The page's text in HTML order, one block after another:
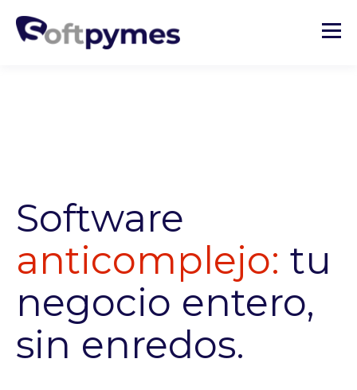
Software
anticomplejo: tu
negocio entero,
sin enredos.